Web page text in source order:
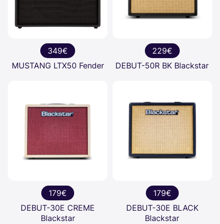
349€
MUSTANG LTX50 Fender
229€
DEBUT-50R BK Blackstar
179€
DEBUT-30E CREME
Blackstar
179€
DEBUT-30E BLACK
Blackstar